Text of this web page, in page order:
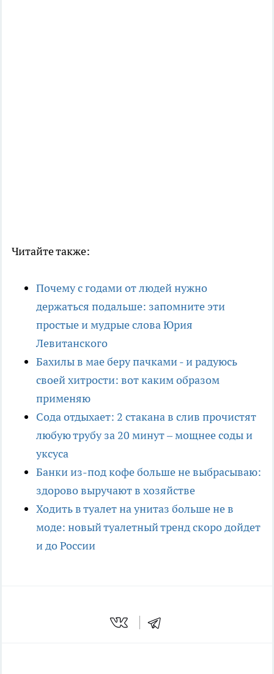
Читайте также:
Почему с годами от людей нужно
держаться подальше: запомните эти
простые и мудрые слова Юрия
Левитанского
Бахилы в мае беру пачками - и радуюсь
своей хитрости: вот каким образом
применяю
Сода отдыхает: 2 стакана в слив прочистят
любую трубу за 20 минут – мощнее соды и
уксуса
Банки из-под кофе больше не выбрасываю:
здорово выручают в хозяйстве
Ходить в туалет на унитаз больше не в
моде: новый туалетный тренд скоро дойдет
и до России